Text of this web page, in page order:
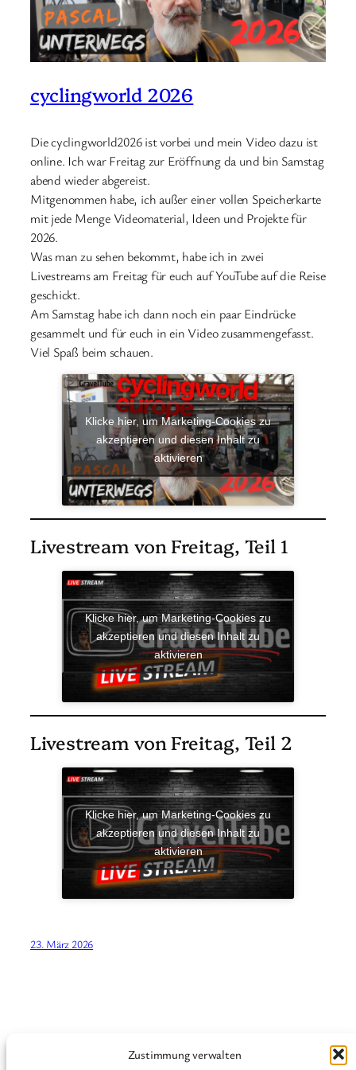
Zustimmung verwalten
cyclingworld 2026
Die cyclingworld2026 ist vorbei und mein Video dazu ist
online. Ich war Freitag zur Eröffnung da und bin Samstag
abend wieder abgereist.
Mitgenommen habe, ich außer einer vollen Speicherkarte
mit jede Menge Videomaterial, Ideen und Projekte für
2026.
Was man zu sehen bekommt, habe ich in zwei
Livestreams am Freitag für euch auf YouTube auf die Reise
geschickt.
Am Samstag habe ich dann noch ein paar Eindrücke
gesammelt und für euch in ein Video zusammengefasst.
Viel Spaß beim schauen.
Klicke hier, um Marketing-Cookies zu
akzeptieren und diesen Inhalt zu
aktivieren
Livestream von Freitag, Teil 1
Klicke hier, um Marketing-Cookies zu
akzeptieren und diesen Inhalt zu
aktivieren
Livestream von Freitag, Teil 2
Klicke hier, um Marketing-Cookies zu
akzeptieren und diesen Inhalt zu
aktivieren
23. März 2026